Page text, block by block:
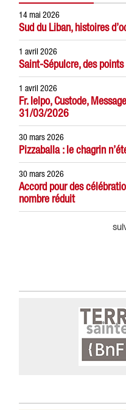
14 mai 2026
Sud du Liban, histoires
1 avril 2026
Saint-Sépulcre, des
1 avril 2026
Fr. Ielpo, Custode,
31/03/2026
30 mars 2026
Pizzaballa : le chagrin
30 mars 2026
Accord pour des
nombre réduit